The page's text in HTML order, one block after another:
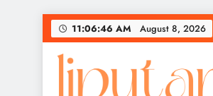
Skip
to
content
11:06:47 AM August 8, 2026